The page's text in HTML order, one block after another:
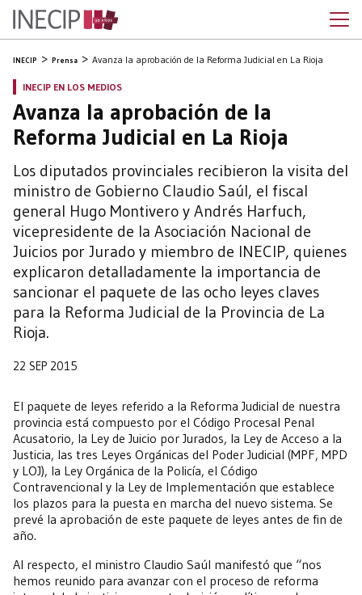
INECIP Prensa Avanza la aprobación de la Reforma Judicial en La Rioja
INECIP EN LOS MEDIOS
Avanza la aprobación de la
Reforma Judicial en La Rioja
Los diputados provinciales recibieron la visita del
ministro de Gobierno Claudio Saúl, el fiscal
general Hugo Montivero y Andrés Harfuch,
vicepresidente de la Asociación Nacional de
Juicios por Jurado y miembro de INECIP, quienes
explicaron detalladamente la importancia de
sancionar el paquete de las ocho leyes claves
para la Reforma Judicial de la Provincia de La
Rioja.
22 SEP 2015
El paquete de leyes referido a la Reforma Judicial de nuestra
provincia está compuesto por el Código Procesal Penal
Acusatorio, la Ley de Juicio por Jurados, la Ley de Acceso a la
Justicia, las tres Leyes Orgánicas del Poder Judicial (MPF, MPD
y LOJ), la Ley Orgánica de la Policía, el Código
Contravencional y la Ley de Implementación que establece
los plazos para la puesta en marcha del nuevo sistema. Se
prevé la aprobación de este paquete de leyes antes de fin de
año.
Al respecto, el ministro Claudio Saúl manifestó que “nos
hemos reunido para avanzar con el proceso de reforma